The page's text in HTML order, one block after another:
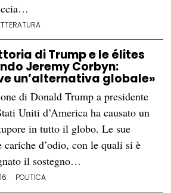
di Trump e le élites
Jeremy Corbyn:
un’alternativa globale»
di Donald Trump a presidente
Uniti d’America ha causato un
in tutto il globo. Le sue
cariche d’odio, con le quali si è
il sostegno…
POLITICA